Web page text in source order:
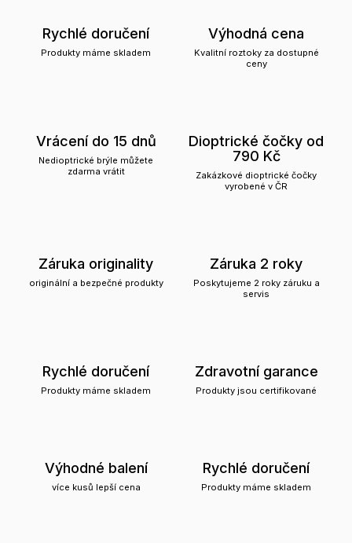
Rychlé doručení
Produkty máme skladem
Výhodná cena
Kvalitní roztoky za dostupné
ceny
Vrácení do 15 dnů
Nedioptrické brýle můžete
zdarma vrátit
Dioptrické čočky od
790 Kč
Zakázkové dioptrické čočky
vyrobené v ČR
Záruka originality
originální a bezpečné produkty
Záruka 2 roky
Poskytujeme 2 roky záruku a
servis
Rychlé doručení
Produkty máme skladem
Zdravotní garance
Produkty jsou certifikované
Výhodné balení
více kusů lepší cena
Rychlé doručení
Produkty máme skladem